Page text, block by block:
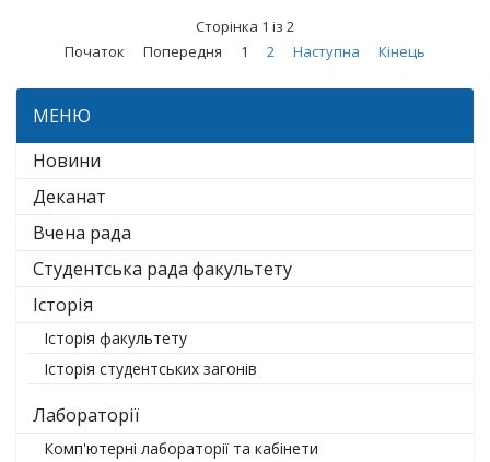
Сторінка 1 із 2
Початок
Попередня 1 2 Наступна Кінець
МЕНЮ
Новини
Деканат
Вчена рада
Студентська рада факультету
Історія
Історія факультету
Історія студентських загонів
Лабораторії
Комп'ютерні лабораторії та кабінети